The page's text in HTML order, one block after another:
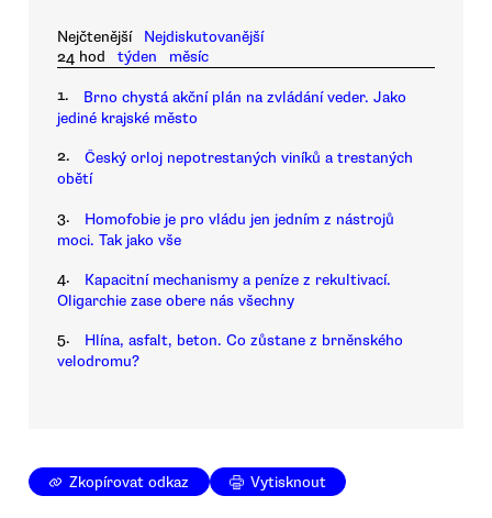
Nejčtenější
Nejdiskutovanější
24 hod
týden měsíc
1.
Brno chystá akční plán na zvládání veder. Jako
jediné krajské město
2.
Český orloj nepotrestaných viníků a trestaných
obětí
3.
Homofobie je pro vládu jen jedním z nástrojů
moci. Tak jako vše
4.
Kapacitní mechanismy a peníze z rekultivací.
Oligarchie zase obere nás všechny
5.
Hlína, asfalt, beton. Co zůstane z brněnského
velodromu?
Zkopírovat odkaz Vytisknout